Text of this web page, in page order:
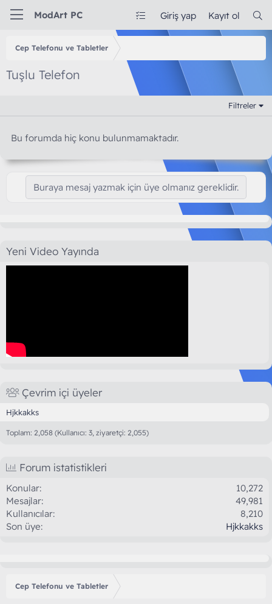
ModArt PC Giriş yap Kayıt ol
Cep Telefonu ve Tabletler
Tuşlu Telefon
Filtreler
Bu forumda hiç konu bulunmamaktadır.
Buraya mesaj yazmak için üye olmanız gereklidir.
Yeni Video Yayında
Çevrim içi üyeler
Hjkkakks
Toplam: 2,058 (Kullanıcı: 3, ziyaretçi: 2,055)
Forum istatistikleri
Konular
10,272
Mesajlar
49,981
Kullanıcılar
8,210
Son üye
Hjkkakks
Cep Telefonu ve Tabletler